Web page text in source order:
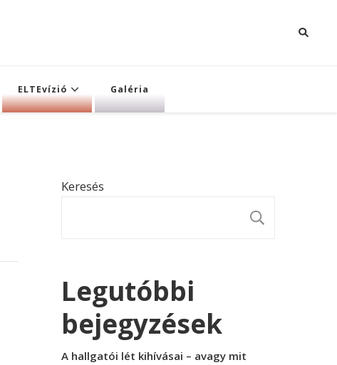
ELTEvízió Galéria
Keresés
Legutóbbi
bejegyzések
A hallgatói lét kihívásai – avagy mit